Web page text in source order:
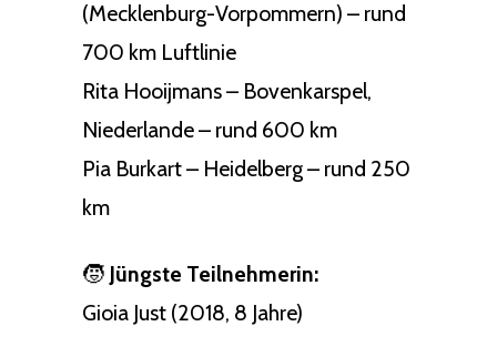
(Mecklenburg-Vorpommern) – rund
700 km Luftlinie
Rita Hooijmans – Bovenkarspel,
Niederlande – rund 600 km
Pia Burkart – Heidelberg – rund 250
km
🧒 Jüngste Teilnehmerin:
Gioia Just (2018, 8 Jahre)